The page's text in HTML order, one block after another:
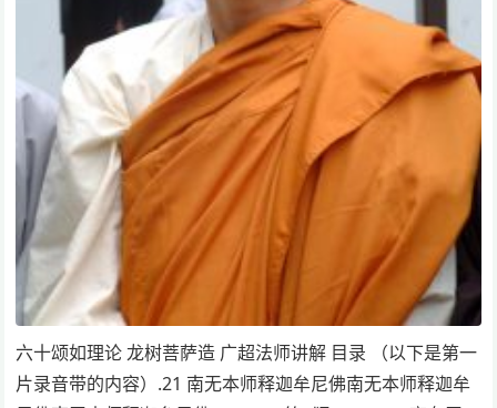
六十颂如理论 龙树菩萨造 广超法师讲解 目录 （以下是第一
片录音带的内容）.21 南无本师释迦牟尼佛南无本师释迦牟